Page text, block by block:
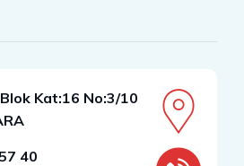
Kat:16 No:3/10
40